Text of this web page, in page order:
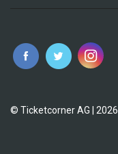
© Ticketcorner AG | 2026